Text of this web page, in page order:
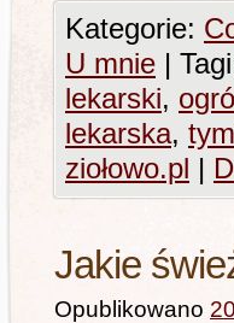
Kategorie:
U mnie |
lekarski,
lekarska,
ziołowo.pl |
Jakie
Opublikowano